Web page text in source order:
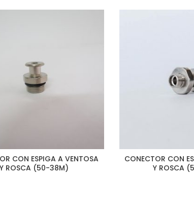
CON ESPIGA A VENTOSA
Y ROSCA (50-38M)
CONECTOR CON
Y ROSCA